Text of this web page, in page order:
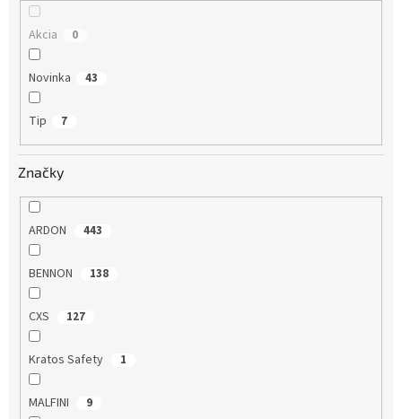
Akcia 0
Novinka 43
Tip 7
Značky
ARDON 443
BENNON 138
CXS 127
Kratos Safety 1
MALFINI 9